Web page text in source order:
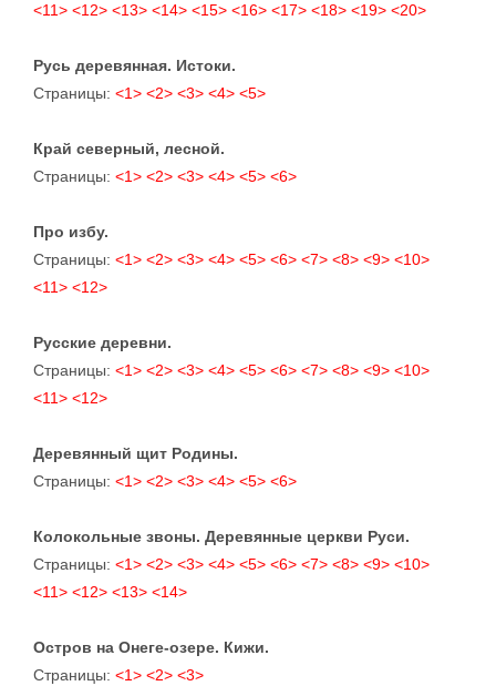
<11> <12> <13> <14> <15> <16> <17> <18> <19> <20>
Русь деревянная. Истоки.
Страницы: <1> <2> <3> <4> <5>
Край северный, лесной.
Страницы: <1> <2> <3> <4> <5> <6>
Про избу.
Страницы: <1> <2> <3> <4> <5> <6> <7> <8> <9> <10>
<11> <12>
Русские деревни.
Страницы: <1> <2> <3> <4> <5> <6> <7> <8> <9> <10>
<11> <12>
Деревянный щит Родины.
Страницы: <1> <2> <3> <4> <5> <6>
Колокольные звоны. Деревянные церкви Руси.
Страницы: <1> <2> <3> <4> <5> <6> <7> <8> <9> <10>
<11> <12> <13> <14>
Остров на Онеге-озере. Кижи.
Страницы: <1> <2> <3>